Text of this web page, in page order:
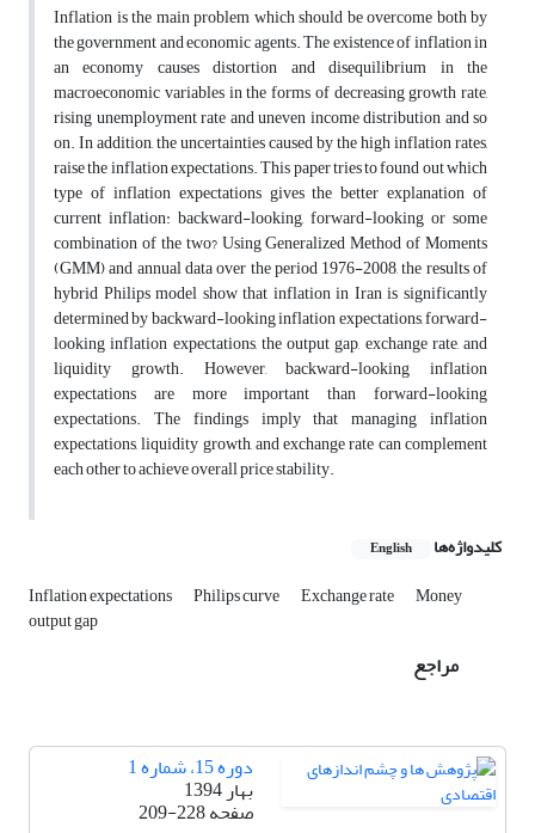
Inflation is the main problem which should be overcome both by
the government and economic agents. The existence of inflation in
an economy causes distortion and disequilibrium in the
macroeconomic variables in the forms of decreasing growth rate,
rising unemployment rate and uneven income distribution and so
on. In addition, the uncertainties caused by the high inflation rates,
raise the inflation expectations. This paper tries to found out which
type of inflation expectations gives the better explanation of
current inflation: backward-looking, forward-looking or some
combination of the two? Using Generalized Method of Moments
(GMM) and annual data over the period 1976-2008, the results of
hybrid Philips model show that inflation in Iran is significantly
determined by backward-looking inflation expectations, forward-
looking inflation expectations, the output gap, exchange rate, and
liquidity growth. However, backward-looking inflation
expectations are more important than forward-looking
expectations. The findings imply that managing inflation
expectations, liquidity growth, and exchange rate can complement
each other to achieve overall price stability.
کلیدواژه‌ها English
Inflation expectations Philips curve Exchange rate Money
output gap
مراجع
دوره 15، شماره 1
بهار 1394
صفحه209-228